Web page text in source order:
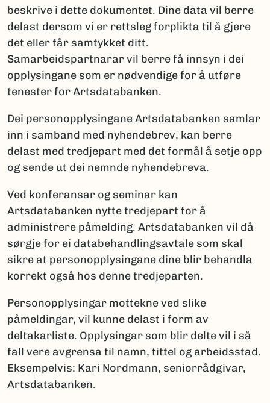
beskrive i dette dokumentet. Dine data vil berre
delast dersom vi er rettsleg forplikta til å gjere
det eller får samtykket ditt.
Samarbeidspartnarar vil berre få innsyn i dei
opplysingane som er nødvendige for å utføre
tenester for Artsdatabanken.
Dei personopplysingane Artsdatabanken samlar
inn i samband med nyhendebrev, kan berre
delast med tredjepart med det formål å setje opp
og sende ut dei nemnde nyhendebreva.
Ved konferansar og seminar kan
Artsdatabanken nytte tredjepart for å
administrere påmelding. Artsdatabanken vil då
sørgje for ei databehandlingsavtale som skal
sikre at personopplysingane dine blir behandla
korrekt også hos denne tredjeparten.
Personopplysingar mottekne ved slike
påmeldingar, vil kunne delast i form av
deltakarliste. Opplysingar som blir delte vil i så
fall vere avgrensa til namn, tittel og arbeidsstad.
Eksempelvis: Kari Nordmann, seniorrådgivar,
Artsdatabanken.